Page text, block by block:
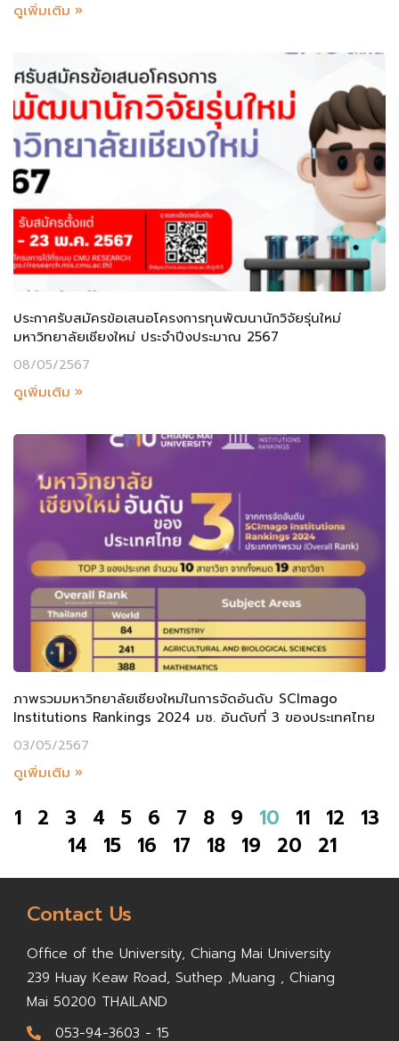
ดูเพิ่มเติม »
ประกาศรับสมัครข้อเสนอโครงการทุนพัฒนานักวิจัยรุ่นใหม่
มหาวิทยาลัยเชียงใหม่ ประจำปีงประมาณ 2567
08/05/2567
ดูเพิ่มเติม »
ภาพรวมมหาวิทยาลัยเชียงใหม่ในการจัดอันดับ SCImago
Institutions Rankings 2024 มช. อันดับที่ 3 ของประเทศไทย
03/05/2567
ดูเพิ่มเติม »
1 2 3 4 5 6 7 8 9 10 11 12
13
14
15 16 17 18 19 20 21
Contact Us
Office of the University, Chiang Mai University
239 Huay Keaw Road, Suthep ,Muang , Chiang
Mai 50200 THAILAND
053-94-3603 - 15